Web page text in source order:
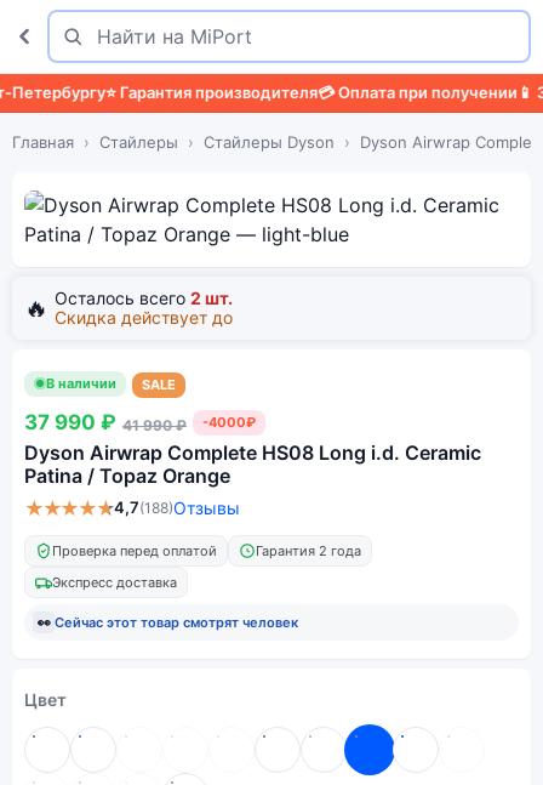
Поиск
Найти
⭐ Гарантия производителя💳 Оплата при получении📱
Главная Стайлеры Стайлеры Dyson Dyson Airwrap
🔥 Осталось всего 2 шт.
Скидка действует до
В наличии SALE
37 990 ₽ 41 990 ₽ -4000₽
Dyson Airwrap Complete HS08 Long i.d. Ceramic
Patina / Topaz Orange
★★★★★4,7(188)Отзывы
Проверка перед оплатой
Гарантия 2 года
Экспресс доставка
👀 Сейчас этот товар смотрят человек
Цвет